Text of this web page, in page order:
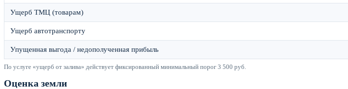
Ущерб ТМЦ (товарам)
Ущерб автотранспорту
Упущенная выгода / недополученная прибыль
По услуге «ущерб от залива» действует фиксированный минимальный порог 3 500 руб.
Оценка земли